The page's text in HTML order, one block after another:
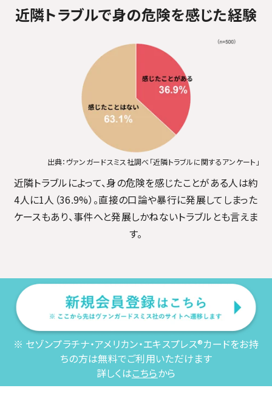
近隣トラブルで身の危険を感じた経験
出典：ヴァンガードスミス社調べ「近隣トラブルに関するアンケート」
近隣トラブルによって、身の危険を感じたことがある人は約
4人に1人（36.9%）。直接の口論や暴行に発展してしまった
ケースもあり、事件へと発展しかねないトラブルとも言えま
す。
※ セゾンプラチナ・アメリカン・エキスプレス®カードをお持
ちの方は無料でご利用いただけます
詳しくはこちらから